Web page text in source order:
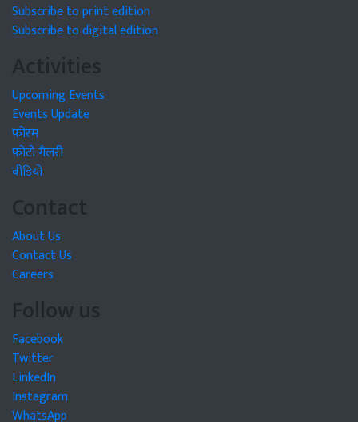
Subscribe to print edition
Subscribe to digital edition
Activities
Upcoming Events
Events Update
फोरम
फोटो गैलरी
वीडियो
Contact
About Us
Contact Us
Careers
Follow us
Facebook
Twitter
LinkedIn
Instagram
WhatsApp